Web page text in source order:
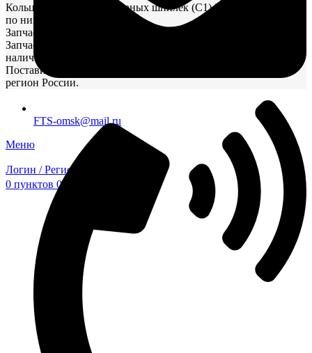
FTS-omsk@mail.ru
Меню
Логин / Регистрация
0 пунктов 0,00
Кольцо уплотнения анкерных шпилек (С1) 303-38 в наличии
по низкой цене.
Запчасти/комплектующие Д6-Д12 БЛОК ЦИЛИНДРОВ
Запчасти для судовых двигателей, судовое оборудование в
наличии на нашем складе.
Поставим необходимые комплектующие для судов в любой
регион России.